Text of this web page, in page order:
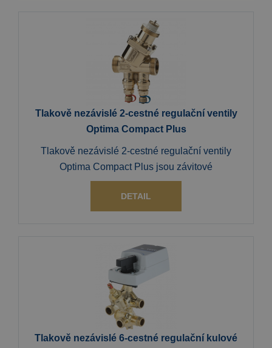
Tlakově nezávislé 2-cestné regulační ventily
Optima Compact Plus
Tlakově nezávislé 2-cestné regulační ventily
Optima Compact Plus jsou závitové
DETAIL
Tlakově nezávislé 6-cestné regulační kulové